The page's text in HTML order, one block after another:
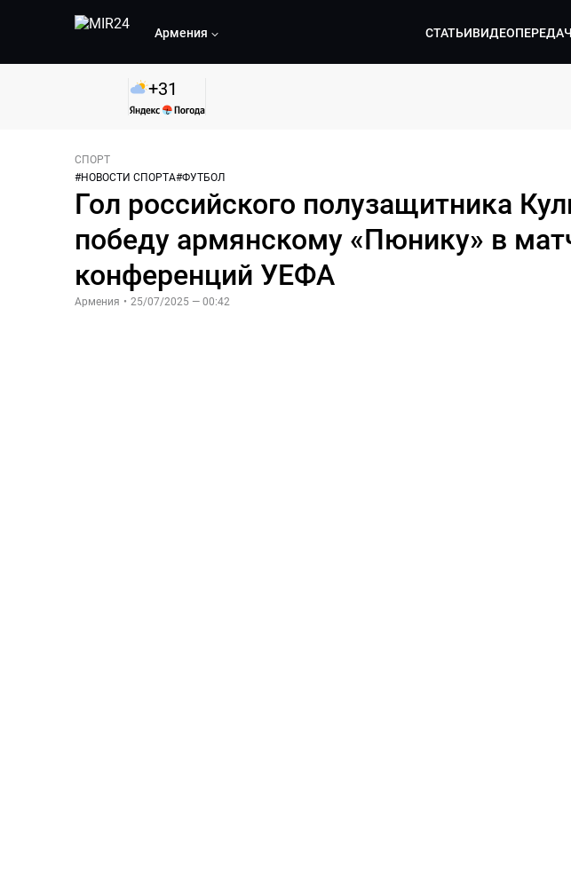
Армения СТАТЬИВИДЕО
+31
СПОРТ
#НОВОСТИ СПОРТА#ФУТБОЛ
Гол российского полузащитника
победу армянскому «Пюнику» в
конференций УЕФА
Армения • 25/07/2025 — 00:42